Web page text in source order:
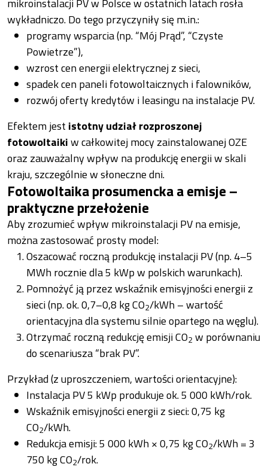
wykładniczo. Do tego przyczyniły się m.in.:
programy wsparcia (np. “Mój Prąd”, “Czyste
Powietrze”),
wzrost cen energii elektrycznej z sieci,
spadek cen paneli fotowoltaicznych i falowników,
rozwój oferty kredytów i leasingu na instalacje PV.
Efektem jest istotny udział rozproszonej
fotowoltaikiw całkowitej mocy zainstalowanej OZE
oraz zauważalny wpływ na produkcję energii w skali
kraju, szczególnie w słoneczne dni.
Fotowoltaika prosumencka a emisje –
praktyczne przełożenie
Aby zrozumieć wpływ mikroinstalacji PV na emisje,
można zastosować prosty model:
Oszacować roczną produkcję instalacji PV (np. 4–5
MWh rocznie dla 5 kWp w polskich warunkach).
Pomnożyć ją przez wskaźnik emisyjności energii z
sieci (np. ok. 0,7–0,8 kg CO2/kWh – wartość
orientacyjna dla systemu silnie opartego na węglu).
Otrzymać roczną redukcję emisji CO2 w porównaniu
do scenariusza “brak PV”.
Przykład (z uproszczeniem, wartości orientacyjne):
Instalacja PV 5 kWp produkuje ok. 5 000 kWh/rok.
Wskaźnik emisyjności energii z sieci: 0,75 kg
CO2/kWh.
Redukcja emisji: 5 000 kWh × 0,75 kg CO2/kWh = 3
750 kg CO2/rok.